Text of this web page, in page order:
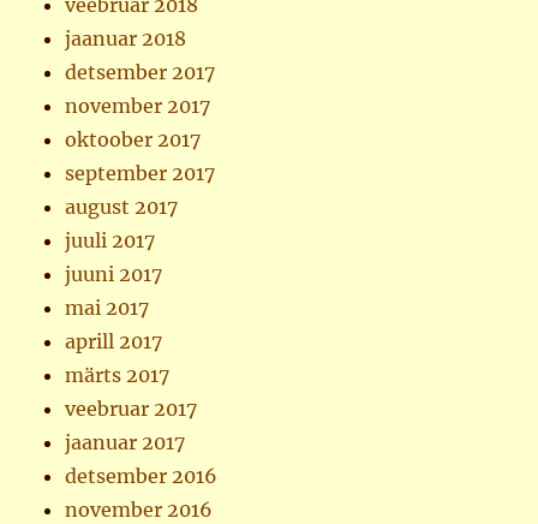
veebruar 2018
jaanuar 2018
detsember 2017
november 2017
oktoober 2017
september 2017
august 2017
juuli 2017
juuni 2017
mai 2017
aprill 2017
märts 2017
veebruar 2017
jaanuar 2017
detsember 2016
november 2016